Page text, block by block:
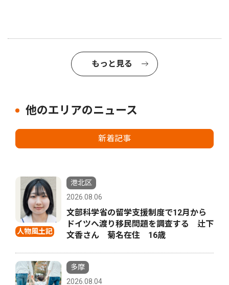
もっと見る
他のエリアのニュース
新着記事
人物風土記
港北区
2026.08.06
文部科学省の留学支援制度で12月から
ドイツへ渡り移民問題を調査する 辻下
文香さん 菊名在住 16歳
多摩
2026.08.04